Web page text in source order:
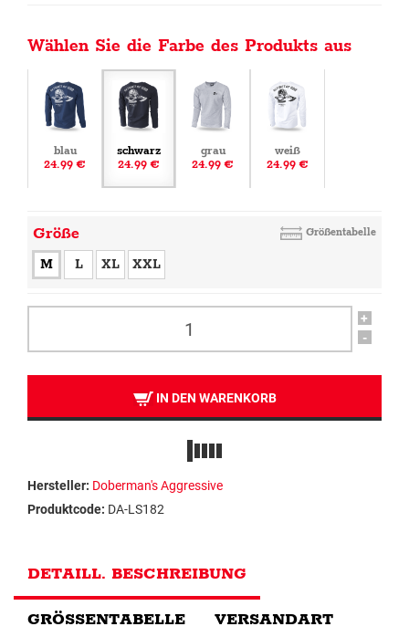
Wählen Sie die Farbe des Produkts aus
blau
24.99 €
schwarz
24.99 €
grau
24.99 €
weiß
24.99 €
Größe Größentabelle
M L XL XXL
+
-
IN DEN WARENKORB
Hersteller: Doberman's Aggressive
Produktcode: DA-LS182
DETAILL. BESCHREIBUNG
GRÖSSENTABELLE VERSANDART